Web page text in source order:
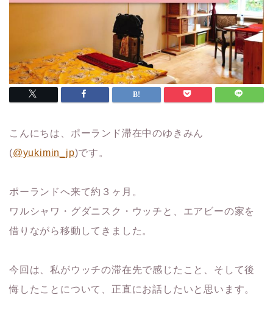
こんにちは、ポーランド滞在中のゆきみん
(@yukimin_jp)です。
ポーランドへ来て約３ヶ月。
ワルシャワ・グダニスク・ウッチと、エアビーの家を
借りながら移動してきました。
今回は、私がウッチの滞在先で感じたこと、そして後
悔したことについて、正直にお話したいと思います。